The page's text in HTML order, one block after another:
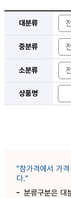
대분류
중분류
소분류
상품명
"참가격에서 가
다."
분류구분은 대